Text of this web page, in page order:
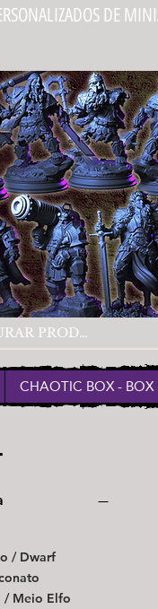
DE
CHAOTIC BOX -
/ Dwarf
/ Meio Elfo